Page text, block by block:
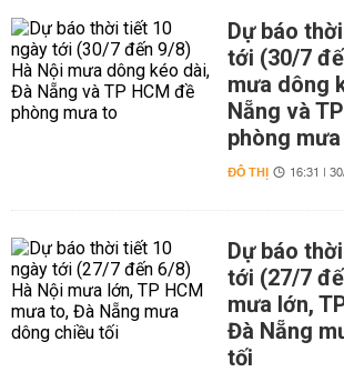
Dự báo
tới (30/7
mưa dông
Nẵng và
phòng
ĐÔ THỊ 16:31 |
Dự báo
tới (27/7
mưa lớn,
Đà Nẵng
tối